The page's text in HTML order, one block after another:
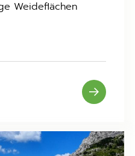
Weideflächen